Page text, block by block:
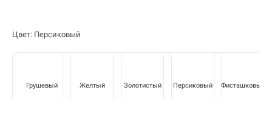
Цвет: Персиковый
Грушевый Желтый Золотистый Персиковый Фисташковый